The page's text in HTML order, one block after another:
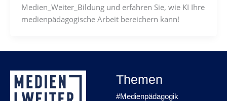
Medien_Weiter_Bildung und erfahren Sie, wie KI Ihre
medienpädagogische Arbeit bereichern kann!
Themen
#Medienpädagogik